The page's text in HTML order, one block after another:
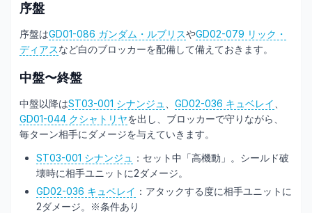
序盤
序盤はGD01-086 ガンダム・ルブリスやGD02-079 リック・
ディアスなど白のブロッカーを配備して備えておきます。
中盤〜終盤
中盤以降はST03-001 シナンジュ GD02-036 キュベレイ
GD01-044 クシャトリヤを出し、ブロッカーで守りながら、
毎ターン相手にダメージを与えていきます。
ST03-001 シナンジュ ：セット中「高機動」。シールド破
壊時に相手ユニットに2ダメージ。
GD02-036 キュベレイ ：アタックする度に相手ユニットに
2ダメージ。※条件あり